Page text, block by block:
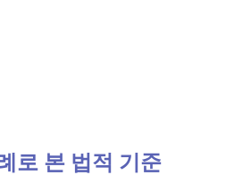
로 본 법적 기준